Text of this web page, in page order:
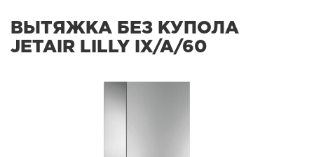
ВЫТЯЖКА БЕЗ КУПОЛА
JETAIR LILLY IX/A/60